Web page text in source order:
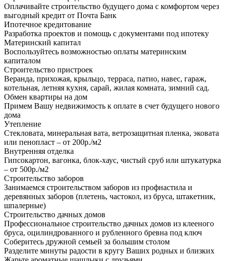
Оплачивайте строительство будущего дома с комфортом через
выгодный кредит от Почта Банк
Ипотечное кредитование
Разработка проектов и помощь с документами под ипотеку
Материнский капитал
Воспользуйтесь возможностью оплаты материнским
капиталом
Строительство пристроек
Веранда, прихожая, крыльцо, терраса, патио, навес, гараж,
котельная, летняя кухня, сарай, жилая комната, зимний сад.
Обмен квартиры на дом
Примем Вашу недвижимость к оплате в счет будущего нового
дома
Утепление
Стекловата, минеральная вата, ветрозащитная пленка, эковата
или пенопласт – от 200р./м2
Внутренняя отделка
Гипсокартон, вагонка, блок-хаус, чистый сруб или штукатурка
– от 500р./м2
Строительство заборов
Занимаемся строительством заборов из профнастила и
деревянных заборов (плетень, частокол, из бруса, штакетник,
шпалерные)
Строительство дачных домов
Профессиональное строительство дачных домов из клееного
бруса, оцилиндрованного и рубленного бревна под ключ
Соберитесь дружной семьей за большим столом
Разделите минуты радости в кругу Ваших родных и близких